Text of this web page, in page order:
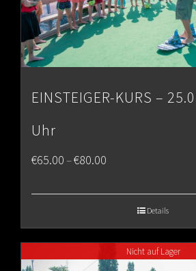
EINSTEIGER-KURS –
Uhr
€65.00–€80.00
€80.00
Details
Nicht auf Lager